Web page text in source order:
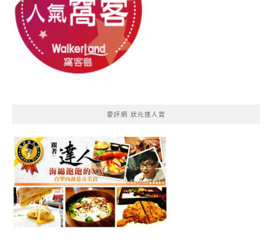
愛評網 狀元達人賞